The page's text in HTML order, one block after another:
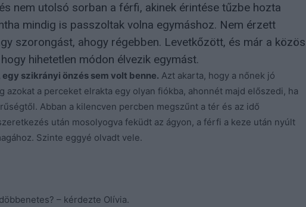
nem utolsó sorban a férfi, akinek érintése tűzbe hozta
mindig is passzoltak volna egymáshoz. Nem érzett
szorongást, ahogy régebben. Levetkőzött, és már a közös
hihetetlen módon élvezik egymást.
szikrányi önzés sem volt benne. Azt akarta, hogy a nőnek jó
azokat a perceket elrakta egy olyan fiókba, ahonnét majd előszedi, ha
Abban a kilencven percben megszűnt a tér és az idő
után mosolyogva feküdt az ágyon, a férfi a keze után nyúlt
Szinte eggyé olvadt vele.
– kérdezte Olívia.